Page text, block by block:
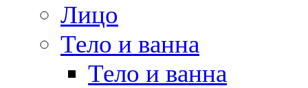
Лицо
Тело и ванна
Тело и ванна